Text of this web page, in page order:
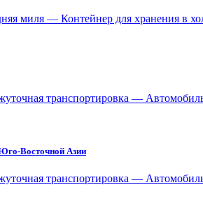
миля — Контейнер для хранения в
транспортировка —
Восточной Азии
транспортировка —